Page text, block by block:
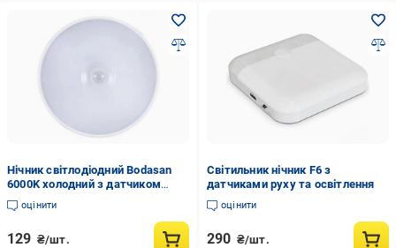
Нічник світлодіодний Bodasan
6000K холодний з датчиком
руху (1801230)
оцінити
129 ₴/шт.
Світильник нічник F6 з
датчиками руху та освітлення
оцінити
290 ₴/шт.